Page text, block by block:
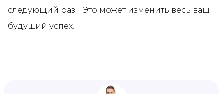
следующий раз… Это может изменить весь ваш
будущий успех!